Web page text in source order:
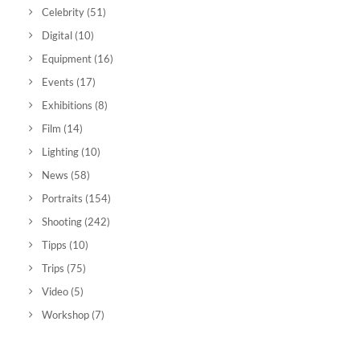
Celebrity (51)
Digital (10)
Equipment (16)
Events (17)
Exhibitions (8)
Film (14)
Lighting (10)
News (58)
Portraits (154)
Shooting (242)
Tipps (10)
Trips (75)
Video (5)
Workshop (7)